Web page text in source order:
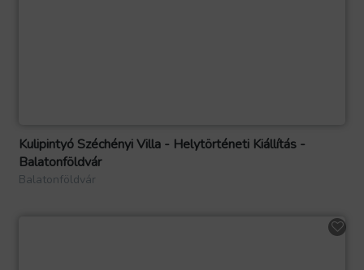
Kulipintyó Széchényi Villa - Helytörténeti Kiállítás -
Balatonföldvár
Balatonföldvár